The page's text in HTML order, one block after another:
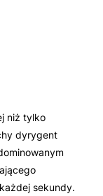
niż tylko
dyrygent
sekundy.